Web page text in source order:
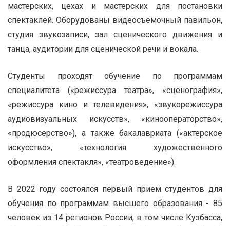
мастерских, цехах и мастерских для постановки
спектаклей. Оборудованы видеосъемочный павильон,
студия звукозаписи, зал сценического движения и
танца, аудитории для сценической речи и вокала.
Студенты проходят обучение по программам
специалитета («режиссура театра», «сценография»,
«режиссура кино и телевидения», «звукорежиссура
аудиовизуальных искусств», «кинооператорство»,
«продюсерство»), а также бакалавриата («актерское
искусство»,­ «технология художественного
оформления спектакля», «театроведение»).
В 2022 году состоялся первый прием студентов для
обучения по программам высшего образования - 85
человек из 14 регионов России, в том числе Кузбасса,